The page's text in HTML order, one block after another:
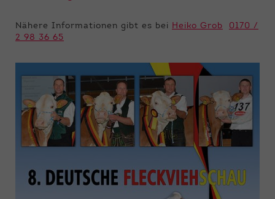
Nähere Informationen gibt es bei Heiko Grob
0170 /
2 98 36 65
Zweck Cookie Einstellungen speichern
Inhalte, um Ihnen zusätzliche Informationen